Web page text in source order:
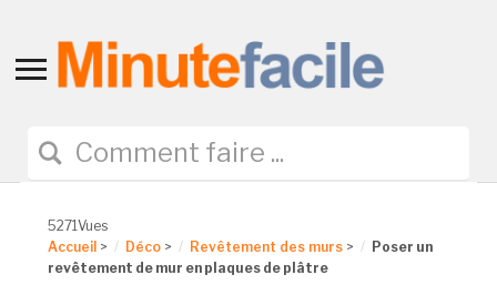
Toggle
navigation
5271Vues
Accueil > Déco > Revêtement des murs >
Poser un
revêtement de mur en plaques de plâtre